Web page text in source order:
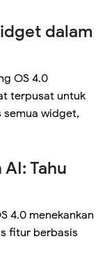
dalam
OS 4.0
terpusat untuk
semua widget,
Tahu
4.0 menekankan
fitur berbasis